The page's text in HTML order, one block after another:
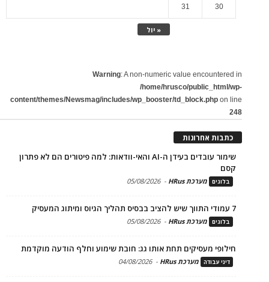
« יול
30
31
Warning: A non-numeric value encountered in
/home/hrusco/public_html/wp-
content/themes/Newsmag/includes/wp_booster/td_block.php on line
248
כתבות אחרונות
שימור עובדים בעידן ה-AI והאי-וודאות: למה פיטורים הם לא פתרון
קסם
בלוגים מערכת HRus -
05/08/2026
7 עמודי התווך שיש להציב בבסיס תהליך הגיוס ומיתוג המעסיק
בלוגים מערכת HRus -
05/08/2026
חילופי מעסיקים תחת אותו גג: חובת שימוע וחלף הודעה מוקדמת
דיני עבודה מערכת HRus -
04/08/2026